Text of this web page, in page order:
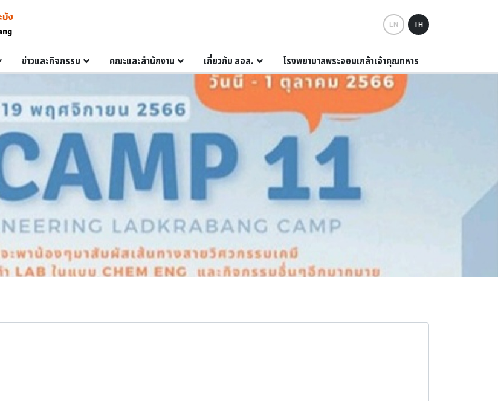
EN TH
ข่าวและกิจกรรม คณะและสำนักงาน เกี่ยวกับ สจล. โรงพยาบาลพระจอมเกล้าเจ้าคุณทหาร